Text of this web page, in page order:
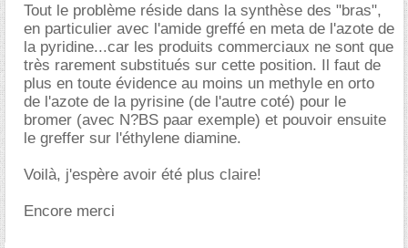
Tout le problème réside dans la synthèse des "bras",
en particulier avec l'amide greffé en meta de l'azote de
la pyridine...car les produits commerciaux ne sont que
très rarement substitués sur cette position. Il faut de
plus en toute évidence au moins un methyle en orto
de l'azote de la pyrisine (de l'autre coté) pour le
bromer (avec N?BS paar exemple) et pouvoir ensuite
le greffer sur l'éthylene diamine.
Voilà, j'espère avoir été plus claire!
Encore merci